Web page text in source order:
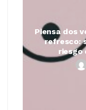
Piensa dos
refresco:
riesgo